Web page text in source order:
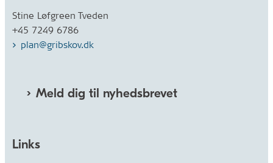
Stine Løfgreen Tveden
+45 7249 6786
plan@gribskov.dk
Meld dig til nyhedsbrevet
Links